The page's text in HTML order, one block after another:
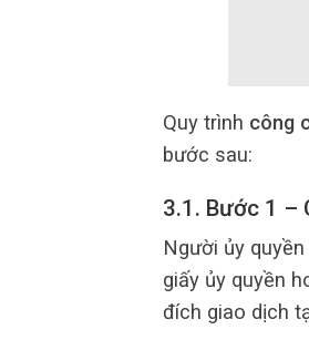
Quy trình công
bước sau:
3.1. Bước 1 –
Người ủy
giấy ủy quyền
đích giao dịch